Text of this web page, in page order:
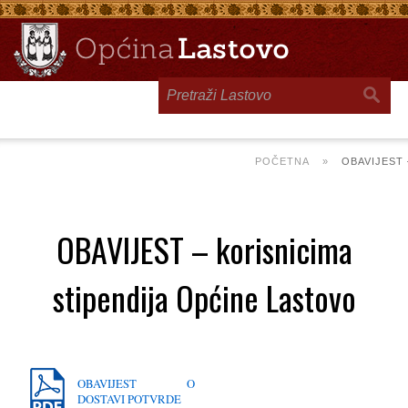
POČETNA » OBAVIJEST
OBAVIJEST – korisnicima
stipendija Općine Lastovo
OBAVIJEST O
DOSTAVI POTVRDE